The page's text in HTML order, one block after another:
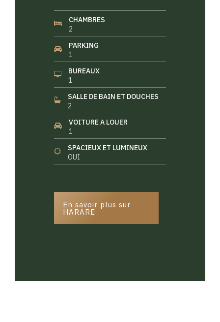
CHAMBRES
2
PARKING
1
BUREAUX
1
SALLE DE BAIN ET DOUCHES
2
VOITURE A LOUER
1
SPACIEUX ET LUMINEUX
OUI
En savoir plus sur
HARARE